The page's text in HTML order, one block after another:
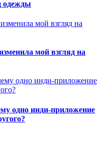
одежды
мой взгляд на
одно инди-приложение